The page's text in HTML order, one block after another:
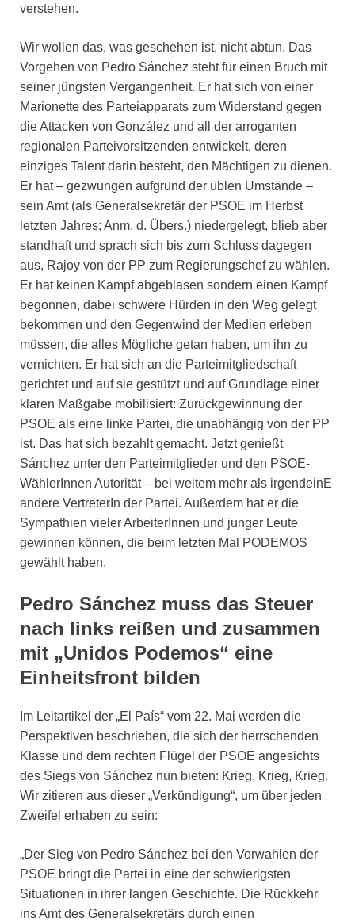
verstehen.
Wir wollen das, was geschehen ist, nicht abtun. Das
Vorgehen von Pedro Sánchez steht für einen Bruch mit
seiner jüngsten Vergangenheit. Er hat sich von einer
Marionette des Parteiapparats zum Widerstand gegen
die Attacken von González und all der arroganten
regionalen Parteivorsitzenden entwickelt, deren
einziges Talent darin besteht, den Mächtigen zu dienen.
Er hat – gezwungen aufgrund der üblen Umstände –
sein Amt (als Generalsekretär der PSOE im Herbst
letzten Jahres; Anm. d. Übers.) niedergelegt, blieb aber
standhaft und sprach sich bis zum Schluss dagegen
aus, Rajoy von der PP zum Regierungschef zu wählen.
Er hat keinen Kampf abgeblasen sondern einen Kampf
begonnen, dabei schwere Hürden in den Weg gelegt
bekommen und den Gegenwind der Medien erleben
müssen, die alles Mögliche getan haben, um ihn zu
vernichten. Er hat sich an die Parteimitgliedschaft
gerichtet und auf sie gestützt und auf Grundlage einer
klaren Maßgabe mobilisiert: Zurückgewinnung der
PSOE als eine linke Partei, die unabhängig von der PP
ist. Das hat sich bezahlt gemacht. Jetzt genießt
Sánchez unter den Parteimitglieder und den PSOE-
WählerInnen Autorität – bei weitem mehr als irgendeinE
andere VertreterIn der Partei. Außerdem hat er die
Sympathien vieler ArbeiterInnen und junger Leute
gewinnen können, die beim letzten Mal PODEMOS
gewählt haben.
Pedro Sánchez muss das Steuer
nach links reißen und zusammen
mit „Unidos Podemos“ eine
Einheitsfront bilden
Im Leitartikel der „El País“ vom 22. Mai werden die
Perspektiven beschrieben, die sich der herrschenden
Klasse und dem rechten Flügel der PSOE angesichts
des Siegs von Sánchez nun bieten: Krieg, Krieg, Krieg.
Wir zitieren aus dieser „Verkündigung“, um über jeden
Zweifel erhaben zu sein:
„Der Sieg von Pedro Sánchez bei den Vorwahlen der
PSOE bringt die Partei in eine der schwierigsten
Situationen in ihrer langen Geschichte. Die Rückkehr
ins Amt des Generalsekretärs durch einen